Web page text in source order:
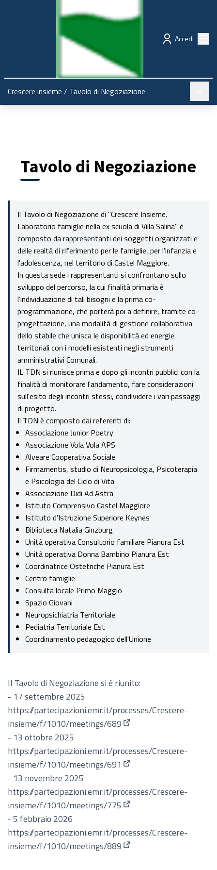
Regione Emilia-Romagna Partecipazione
Accedi
Crescere insieme / Tavolo di Negoziazione
Tavolo di Negoziazione
Il Tavolo di Negoziazione di "Crescere Insieme.
Laboratorio famiglie nella ex scuola di Villa Salina" è
composto da rappresentanti dei soggetti organizzati e
delle realtà di riferimento per le famiglie, per l'infanzia e
l'adolescenza, nel territorio di Castel Maggiore.
In questa sede i rappresentanti si confrontano sullo
sviluppo del percorso, la cui finalità primaria è
l’individuazione di tali bisogni e la prima co-
programmazione, che porterà poi a definire, tramite co-
progettazione, una modalità di gestione collaborativa
dello stabile che unisca le disponibilità ed energie
territoriali con i modelli esistenti negli strumenti
amministrativi Comunali.
IL TDN si riunisce prima e dopo gli incontri pubblici con la
finalità di monitorare l'andamento, fare considerazioni
sull'esito degli incontri stessi, condividere i vari passaggi
di progetto.
Il TDN è composto dai referenti di:
Associazione Junior Poetry
Associazione Vola Vola APS
Alveare Cooperativa Sociale
Firmamentis, studio di Neuropsicologia, Psicoterapia
e Psicologia del Ciclo di Vita
Associazione Didi Ad Astra
Istituto Comprensivo Castel Maggiore
Istituto d'Istruzione Superiore Keynes
Biblioteca Natalia Ginzburg
Unità operativa Consultorio familiare Pianura Est
Unità operativa Donna Bambino Pianura Est
Coordinatrice Ostetriche Pianura Est
Centro famiglie
Consulta locale Primo Maggio
Spazio Giovani
Neuropsichiatria Territoriale
Pediatria Territoriale Est
Coordinamento pedagogico dell'Unione
Il Tavolo di Negoziazione si è riunito:
- 17 settembre 2025
https://partecipazioni.emr.it/processes/Crescere-
insieme/f/1010/meetings/689
- 13 ottobre 2025
https://partecipazioni.emr.it/processes/Crescere-
insieme/f/1010/meetings/691
- 13 novembre 2025
https://partecipazioni.emr.it/processes/Crescere-
insieme/f/1010/meetings/775
- 5 febbraio 2026
https://partecipazioni.emr.it/processes/Crescere-
insieme/f/1010/meetings/889